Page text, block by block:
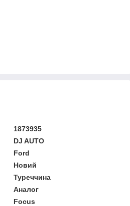
1873935
DJ AUTO
Ford
Новий
Туреччина
Аналог
Focus